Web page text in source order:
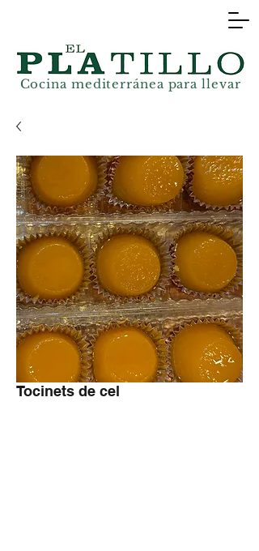
Cocina mediterráneapara llevar
Tocinets de cel